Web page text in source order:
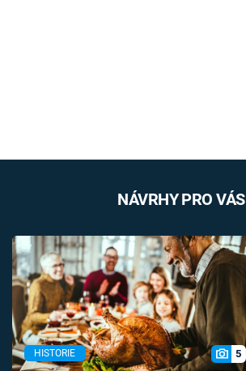
NÁVRHY PRO VÁS
HISTORIE 5